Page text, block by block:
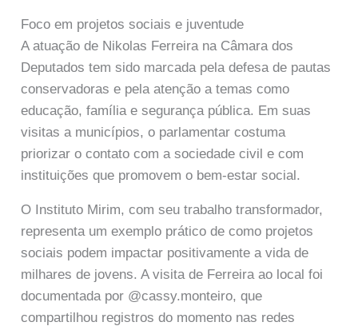
Foco em projetos sociais e juventude
A atuação de Nikolas Ferreira na Câmara dos
Deputados tem sido marcada pela defesa de pautas
conservadoras e pela atenção a temas como
educação, família e segurança pública. Em suas
visitas a municípios, o parlamentar costuma
priorizar o contato com a sociedade civil e com
instituições que promovem o bem-estar social.
O Instituto Mirim, com seu trabalho transformador,
representa um exemplo prático de como projetos
sociais podem impactar positivamente a vida de
milhares de jovens. A visita de Ferreira ao local foi
documentada por @cassy.monteiro, que
compartilhou registros do momento nas redes